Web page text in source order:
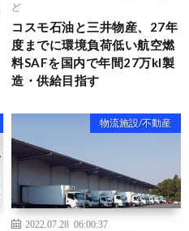
ど
コスモ石油と三井物産、27年
度までに環境負荷低い航空燃
料SAFを国内で年間27万kl製
造・供給目指す
物流施設/不動産
2022.07.28 06:00:37